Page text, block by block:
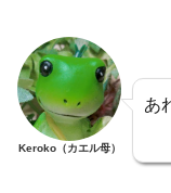
Keroko（カエル母）
あ